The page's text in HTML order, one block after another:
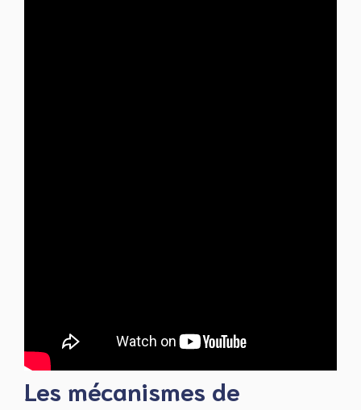
Les mécanismes de